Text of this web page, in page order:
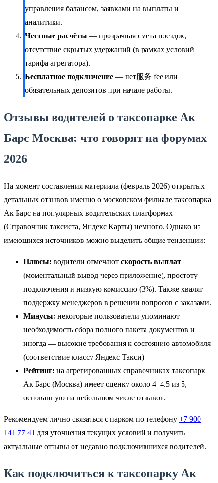
управления балансом, заявками на выплаты и
аналитики.
Честные расчёты — прозрачная смета поездок,
отсутствие скрытых удержаний (в рамках условий
тарифа агрегатора).
Бесплатное подключение — нет服务 fee или
обязательных депозитов при начале работы.
Отзывы водителей о таксопарке Ак
Барс Москва: что говорят на форумах
2026
На момент составления материала (февраль 2026) открытых
детальных отзывов именно о московском филиале таксопарка
Ак Барс на популярных водительских платформах
(Справочник таксиста, Яндекс Карты) немного. Однако из
имеющихся источников можно выделить общие тенденции:
Плюсы: водители отмечают скорость выплат
(моментальный вывод через приложение), простоту
подключения и низкую комиссию (3%). Также хвалят
поддержку менеджеров в решении вопросов с заказами.
Минусы: некоторые пользователи упоминают
необходимость сбора полного пакета документов и
иногда — высокие требования к состоянию автомобиля
(соответствие классу Яндекс Такси).
Рейтинг: на агрегированных справочниках таксопарк
Ак Барс (Москва) имеет оценку около 4–4.5 из 5,
основанную на небольшом числе отзывов.
Рекомендуем лично связаться с парком по телефону +7 900
141 77 41 для уточнения текущих условий и получить
актуальные отзывы от недавно подключившихся водителей.
Как подключиться к таксопарку Ак